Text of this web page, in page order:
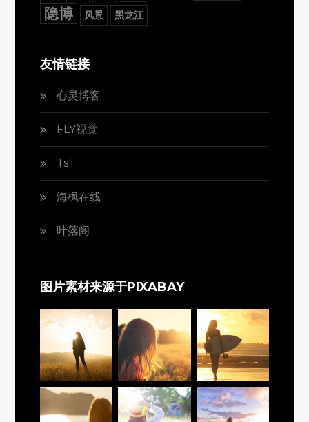
隐博 风景 黑龙江
友情链接
心灵博客
FLY视觉
TsT
海枫在线
叶落阁
图片素材来源于PIXABAY